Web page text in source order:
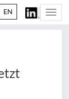
EN